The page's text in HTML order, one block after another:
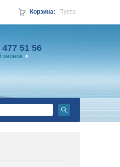
477 51 56
звонок
Корзина: Пусто